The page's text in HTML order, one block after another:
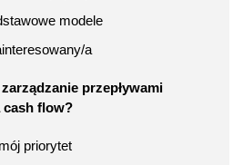
modele
a
przepływami
cash flow?
priorytet